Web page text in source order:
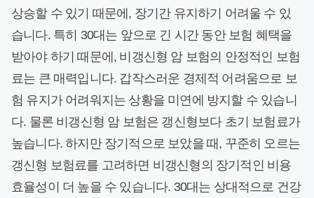
상승할 수 있기 때문에, 장기간 유지하기 어려울 수 있
습니다. 특히 30대는 앞으로 긴 시간 동안 보험 혜택을
받아야 하기 때문에, 비갱신형 암 보험의 안정적인 보험
료는 큰 매력입니다. 갑작스러운 경제적 어려움으로 보
험 유지가 어려워지는 상황을 미연에 방지할 수 있습니
다. 물론 비갱신형 암 보험은 갱신형보다 초기 보험료가
높습니다. 하지만 장기적으로 보았을 때, 꾸준히 오르는
갱신형 보험료를 고려하면 비갱신형의 장기적인 비용
효율성이 더 높을 수 있습니다. 30대는 상대적으로 건강